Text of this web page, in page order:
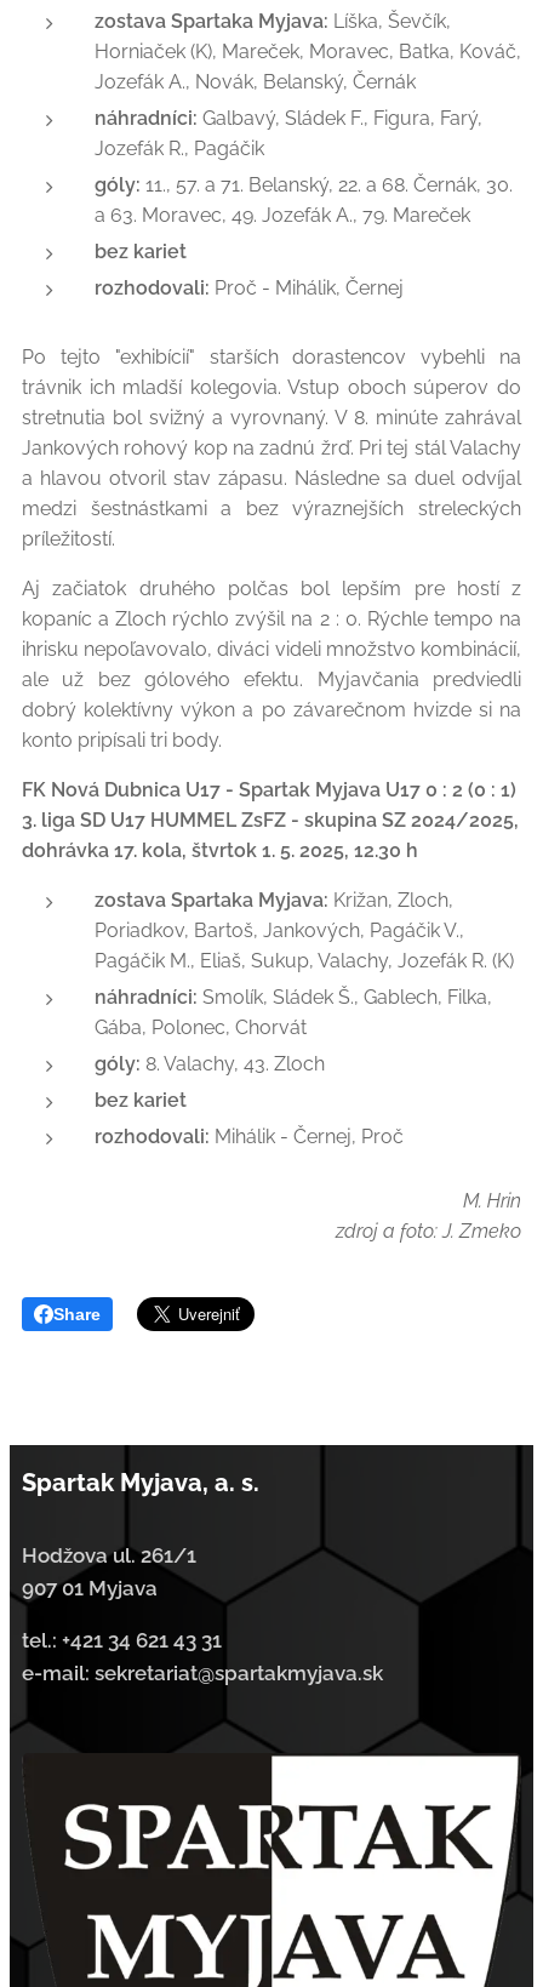
zostava Spartaka Myjava: Líška, Ševčík,
Horniaček (K), Mareček, Moravec, Batka, Kováč,
Jozefák A., Novák, Belanský, Černák
náhradníci: Galbavý, Sládek F., Figura, Farý,
Jozefák R., Pagáčik
góly: 11., 57. a 71. Belanský, 22. a 68. Černák, 30.
a 63. Moravec, 49. Jozefák A., 79. Mareček
bez kariet
rozhodovali: Proč - Mihálik, Černej
Po tejto "exhibícií" starších dorastencov vybehli na
trávnik ich mladší kolegovia. Vstup oboch súperov do
stretnutia bol svižný a vyrovnaný. V 8. minúte zahrával
Jankových rohový kop na zadnú žrď. Pri tej stál Valachy
a hlavou otvoril stav zápasu. Následne sa duel odvíjal
medzi šestnástkami a bez výraznejších streleckých
príležitostí.
Aj začiatok druhého polčas bol lepším pre hostí z
kopaníc a Zloch rýchlo zvýšil na 2 : 0. Rýchle tempo na
ihrisku nepoľavovalo, diváci videli množstvo kombinácií,
ale už bez gólového efektu. Myjavčania predviedli
dobrý kolektívny výkon a po závarečnom hvizde si na
konto pripísali tri body.
FK Nová Dubnica U17 - Spartak Myjava U17 0 : 2 (0 : 1)
3. liga SD U17 HUMMEL ZsFZ - skupina SZ 2024/2025,
dohrávka 17. kola, štvrtok 1. 5. 2025, 12.30 h
zostava Spartaka Myjava: Križan, Zloch,
Poriadkov, Bartoš, Jankových, Pagáčik V.,
Pagáčik M., Eliaš, Sukup, Valachy, Jozefák R. (K)
náhradníci: Smolík, Sládek Š., Gablech, Filka,
Gába, Polonec, Chorvát
góly: 8. Valachy, 43. Zloch
bez kariet
rozhodovali: Mihálik - Černej, Proč
M. Hrin
zdroj a foto: J. Zmeko
Share
Spartak Myjava, a. s.
Hodžova ul. 261/1
907 01 Myjava
tel.: +421 34 621 43 31
e-mail: sekretariat@spartakmyjava.sk